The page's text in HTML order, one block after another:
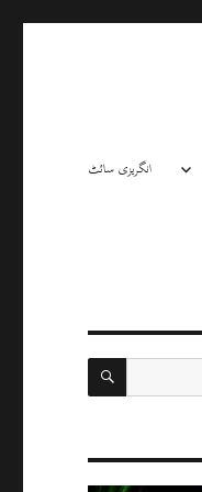
انگریزی سائٹ
تلاش